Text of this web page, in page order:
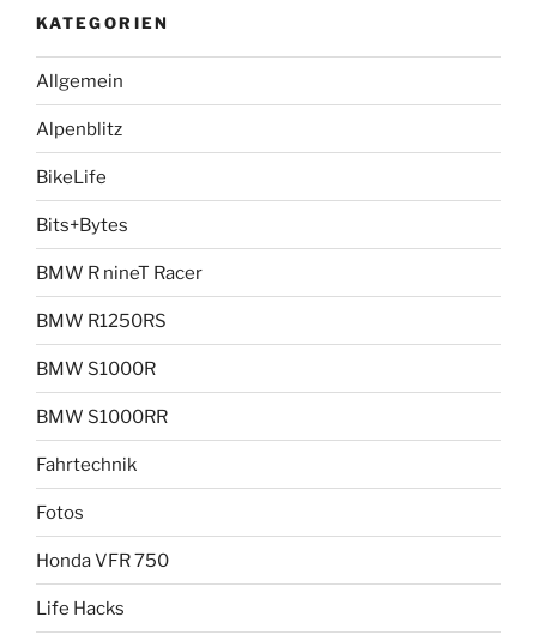
KATEGORIEN
Allgemein
Alpenblitz
BikeLife
Bits+Bytes
BMW R nineT Racer
BMW R1250RS
BMW S1000R
BMW S1000RR
Fahrtechnik
Fotos
Honda VFR 750
Life Hacks